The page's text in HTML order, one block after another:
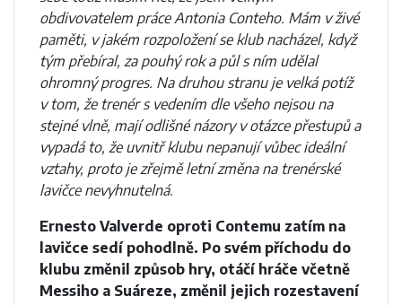
obdivovatelem práce Antonia Conteho. Mám v živé
paměti, v jakém rozpoložení se klub nacházel, když
tým přebíral, za pouhý rok a půl s ním udělal
ohromný progres. Na druhou stranu je velká potíž
v tom, že trenér s vedením dle všeho nejsou na
stejné vlně, mají odlišné názory v otázce přestupů a
vypadá to, že uvnitř klubu nepanují vůbec ideální
vztahy, proto je zřejmě letní změna na trenérské
lavičce nevyhnutelná.
Ernesto Valverde oproti Contemu zatím na
lavičce sedí pohodlně. Po svém příchodu do
klubu změnil způsob hry, otáčí hráče včetně
Messiho a Suáreze, změnil jejich rozestavení